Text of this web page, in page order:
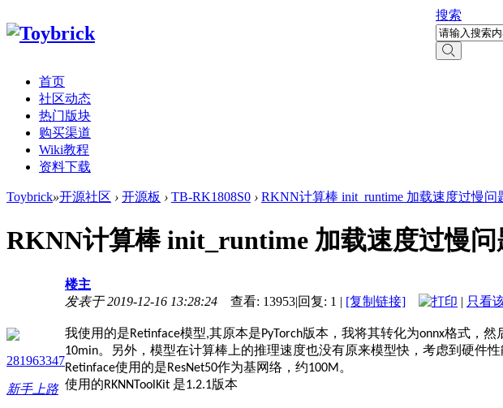
搜索
首页
社区动态
热门版块
购买渠道
Wiki教程
资料下载
Toybrick»开源社区 › 开源板 › TB-RK1808S0 › RKNN计算棒 init_runtime 加载速度过慢问
RKNN计算棒 init_runtime 加载速度过慢问
281963347
新手上路
楼主
发表于 2019-12-16 13:28:24
查看: 13953|回复: 1 | [复制链接] | 只看
我使用的是Retinface模型,其原本是PyTorch版本，我将其转化为onnx格式，然
10min。另外，模型在计算棒上的推理速度也没有原来模型快，考虑到硬件
Retinface使用的是ResNet50作为基网络，约100M 。
使用的RKNNToolKit 是1.2.1版本